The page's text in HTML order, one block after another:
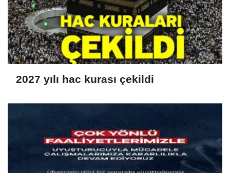
2027 yılı hac kurası çekildi